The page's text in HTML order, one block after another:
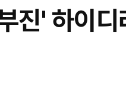
진' 하이